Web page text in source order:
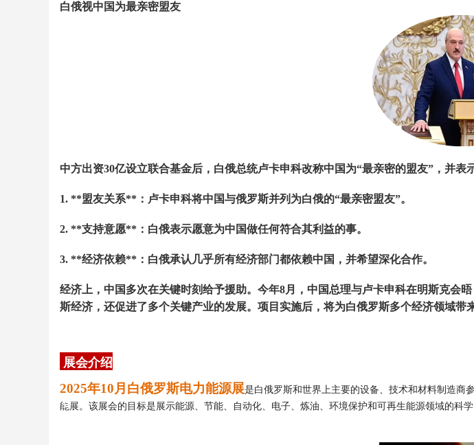
白俄视中国为最亲密盟友
中方出资30亿设立联合基金后，白俄总统卢卡申科改称中国为“最亲密的盟友”，并表
1. **盟友关系** ：卢卡申科将中国与俄罗斯并列为白俄的“最亲密盟友”。
2. **支持意愿** ：白俄表示愿意为中国做任何符合其利益的事。
3. **经济依赖** ：白俄承认几乎所有经济部门都依赖中国，并希望深化合作。
经济上，中国多次在关键时刻给予援助。今年8月，中国总理与卢卡申科在明斯克会
斯经济，还促进了多个关键产业的发展。项目实施后，将为白俄罗斯多个经济领域带
展会介绍
会
2025年10月白俄罗斯电力能源展是白俄罗斯和世界上主要的设备、技术和材料制造商
能展。 该展会的目标是展示能源、节能、自动化、电子、炼油、环境保护和可再生能源领域的科学